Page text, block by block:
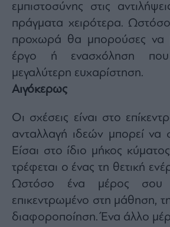
εμπιστοσύνης στις
πράγματα χειρότερα.
προχωρά θα μπορούσες να
έργο ή ενασχόληση
μεγαλύτερη ευχαρίστηση.
Αιγόκερως
Οι σχέσεις είναι στο
ανταλλαγή ιδεών μπορεί να
Είσαι στο ίδιο μήκος
τρέφεται ο ένας τη θετική
Ωστόσο ένα μέρος σου
επικεντρωμένο στη μάθηση,
διαφοροποίηση. Ένα άλλο